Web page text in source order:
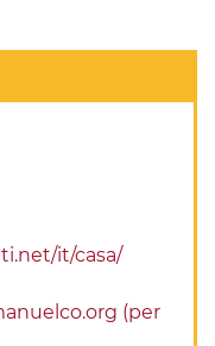
it/casa/
(per